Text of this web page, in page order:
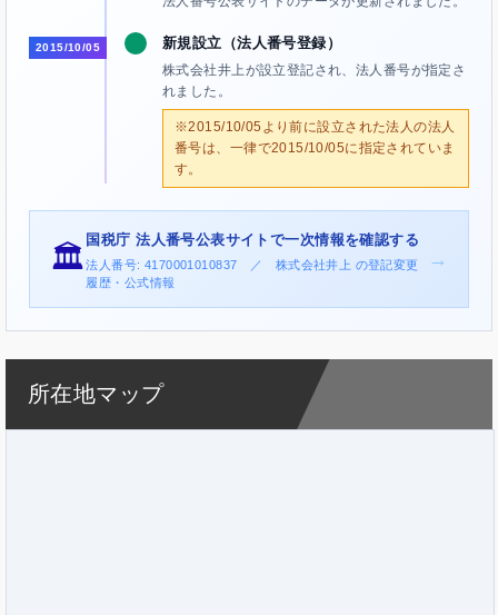
2015/10/05 新規設立（法人番号登録）
株式会社井上が設立登記され、法人番号が指定さ
れました。
※2015/10/05より前に設立された法人の法人
番号は、一律で2015/10/05に指定されていま
す。
🏛️
国税庁 法人番号公表サイトで一次情報を確認する
法人番号: 4170001010837 ／ 株式会社井上 の登記変更
履歴・公式情報
→
所在地マップ